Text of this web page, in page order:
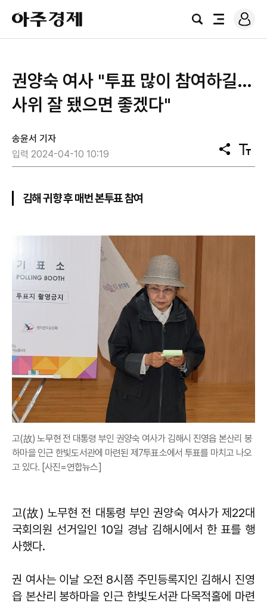
아
주
경
검
전
로
그
권양숙 여사 "투표 많이 참여하길…
사위 잘 됐으면 좋겠다"
송윤서 기자
입력 2024-04-10 10:19
공
유
텍
스
김해 귀향 후 매번 본투표 참여
고(故) 노무현 전 대통령 부인 권양숙 여사가 김해시 진영읍 본산리 봉
하마을 인근 한빛도서관에 마련된 제7투표소에서 투표를 마치고 나오
고 있다. [사진=연합뉴스]
고(故) 노무현 전 대통령 부인 권양숙 여사가 제22대
국회의원 선거일인 10일 경남 김해시에서 한 표를 행
사했다.
권 여사는 이날 오전 8시쯤 주민등록지인 김해시 진영
읍 본산리 봉하마을 인근 한빛도서관 다목적홀에 마련